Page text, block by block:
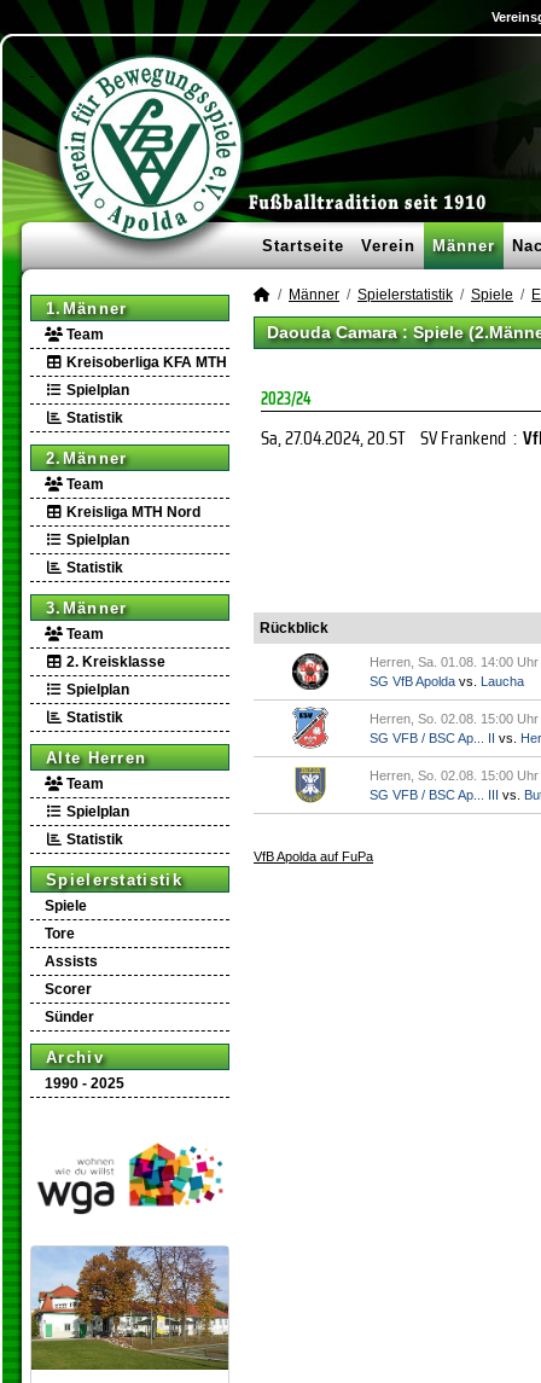
Startseite Verein Männer
1.Männer
Team
Kreisoberliga KFA MTH
Spielplan
Statistik
2.Männer
Team
Kreisliga MTH Nord
Spielplan
Statistik
3.Männer
Team
2. Kreisklasse
Spielplan
Statistik
Alte Herren
Team
Spielplan
Statistik
Spielerstatistik
Spiele
Tore
Assists
Scorer
Sünder
Archiv
1990 - 2025
Männer Spielerstatistik Spiele
Daouda Camara : Spiele
2023/24
Sa, 27.04.2024, 20.ST SV Frankend :
Rückblick
Herren, Sa. 01.08. 14:00 Uhr
SG VfB Apolda vs. Laucha
Herren, So. 02.08. 15:00 Uhr
SG VFB / BSC Ap... II vs.
Herren, So. 02.08. 15:00 Uhr
SG VFB / BSC Ap... III vs.
VfB Apolda auf FuPa